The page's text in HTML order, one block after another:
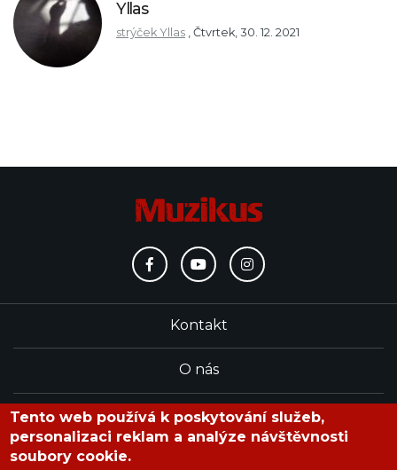
Yllas
strýček Yllas , Čtvrtek, 30. 12. 2021
Kontakt
O nás
Redakce
Tento web používá k poskytování služeb,
personalizaci reklam a analýze návštěvnosti
soubory cookie.